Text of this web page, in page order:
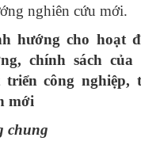
nghiên cứu mới.
hướng cho hoạt
chính sách của
công nghiệp,
mới
chung